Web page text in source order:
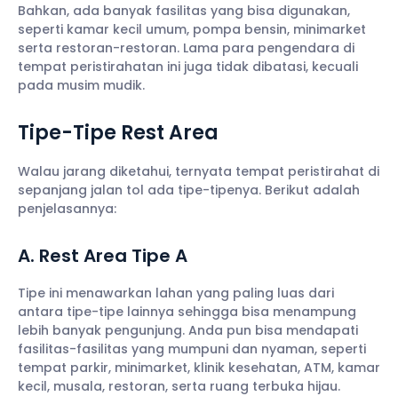
Bahkan, ada banyak fasilitas yang bisa digunakan,
seperti kamar kecil umum, pompa bensin, minimarket
serta restoran-restoran. Lama para pengendara di
tempat peristirahatan ini juga tidak dibatasi, kecuali
pada musim mudik.
Tipe-Tipe Rest Area
Walau jarang diketahui, ternyata tempat peristirahat di
sepanjang jalan tol ada tipe-tipenya. Berikut adalah
penjelasannya:
A. Rest Area Tipe A
Tipe ini menawarkan lahan yang paling luas dari
antara tipe-tipe lainnya sehingga bisa menampung
lebih banyak pengunjung. Anda pun bisa mendapati
fasilitas-fasilitas yang mumpuni dan nyaman, seperti
tempat parkir, minimarket, klinik kesehatan, ATM, kamar
kecil, musala, restoran, serta ruang terbuka hijau.